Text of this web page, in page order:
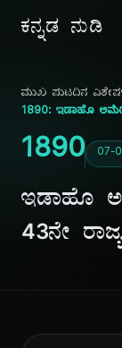
ಕನ್ನಡ ನುಡಿ
ಮುಖ ಪುಟದಿನ ವಿಶೇಷ
1890: ಇಡಾಹೊ
1890 07-
ಇಡಾಹೊ
43ನೇ